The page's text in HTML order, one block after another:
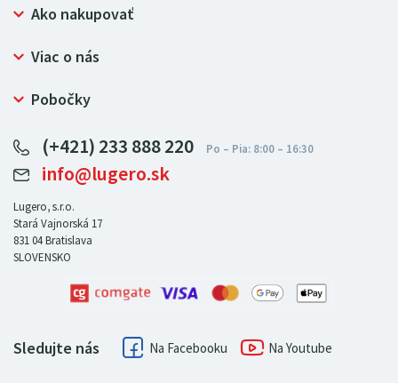
Ako nakupovať
Prečo nakupovať u LUGERO
Ochrana osobných údajov
Viac o nás
Bezpečný nákup
Certifikát NATUR-PACK
Pre predajcov
Pobočky
LUGERO Nemecko
LUGERO Česká republika
LUGERO Maďarsko
LUGERO Rakousko
(+421) 233 888 220
info@lugero.sk
Lugero, s.r.o.
Stará Vajnorská 17
831 04Bratislava
SLOVENSKO
Sledujte nás Facebook Youtube